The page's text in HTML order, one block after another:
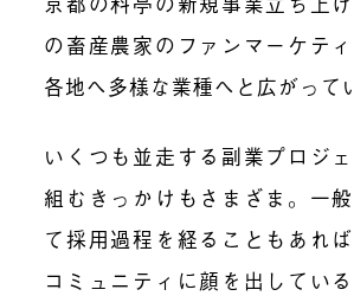
の畜産農家のファンマーケティ
各地へ多様な業種へと広がって
いくつも並走する副業プロジ
組むきっかけもさまざま。一
て採用過程を経ることもあれ
コミュニティに顔を出してい